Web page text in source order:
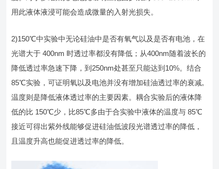
用此液体液浸可能会造成微量的入射光损失。
2)150℃中实验中无论硅油中是否有氧气以及是否有电池，在
光谱大于 400nm 时透过率都没有降低；从400nm随着波长的
降低透过率急速下降，到250nm处甚至只能达到10%。结合
85℃实验，可证明氧以及电池并没有增加硅油透过率的衰减,
温度则是降低液体透过率的主要因素。耦合实验后的液体降
低的比 150℃少，比85℃多由于合实验中液体的温度与 85℃
接近可得出紫外线能够促进硅油低波段光谱透过率的降低，
且温度升高也能促进透过率的降低。